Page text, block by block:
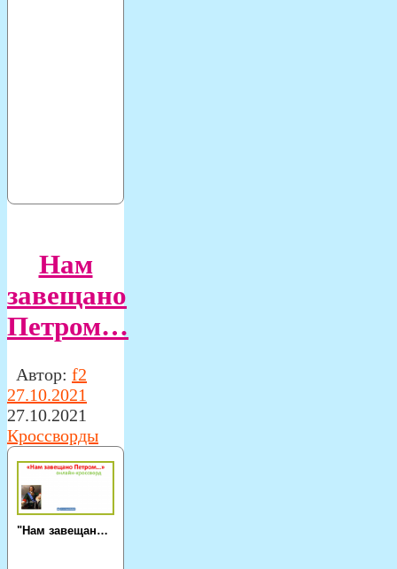
Нам
завещано
Петром…
Автор: f2
27.10.2021
27.10.2021
Кроссворды